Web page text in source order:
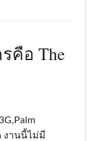
คือ The
งานนี้ไม่มี